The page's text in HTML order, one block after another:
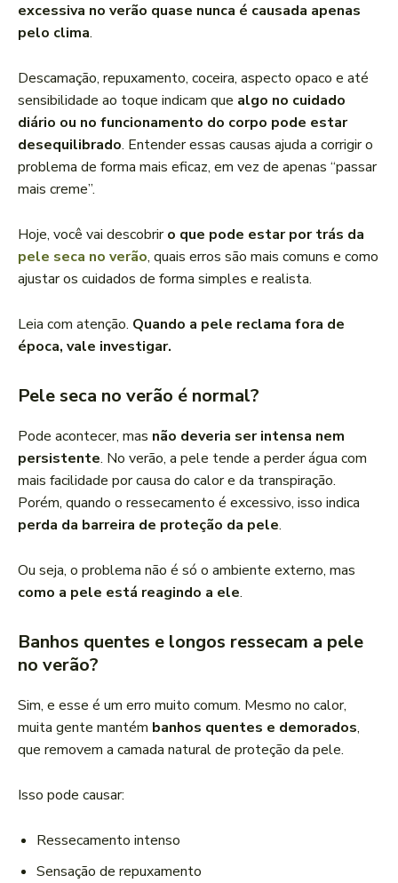
excessiva no verão quase nunca é causada apenas
pelo clima.
Descamação, repuxamento, coceira, aspecto opaco e até
sensibilidade ao toque indicam que algo no cuidado
diário ou no funcionamento do corpo pode estar
desequilibrado. Entender essas causas ajuda a corrigir o
problema de forma mais eficaz, em vez de apenas “passar
mais creme”.
Hoje, você vai descobriro que pode estar por trás da
pele seca no verão, quais erros são mais comuns e como
ajustar os cuidados de forma simples e realista.
Leia com atenção. Quando a pele reclama fora de
época, vale investigar.
Pele seca no verão é normal?
Pode acontecer, mas não deveria ser intensa nem
persistente. No verão, a pele tende a perder água com
mais facilidade por causa do calor e da transpiração.
Porém, quando o ressecamento é excessivo, isso indica
perda da barreira de proteção da pele.
Ou seja, o problema não é só o ambiente externo, mas
como a pele está reagindo a ele.
Banhos quentes e longos ressecam a pele
no verão?
Sim, e esse é um erro muito comum. Mesmo no calor,
muita gente mantém banhos quentes e demorados,
que removem a camada natural de proteção da pele.
Isso pode causar:
Ressecamento intenso
Sensação de repuxamento